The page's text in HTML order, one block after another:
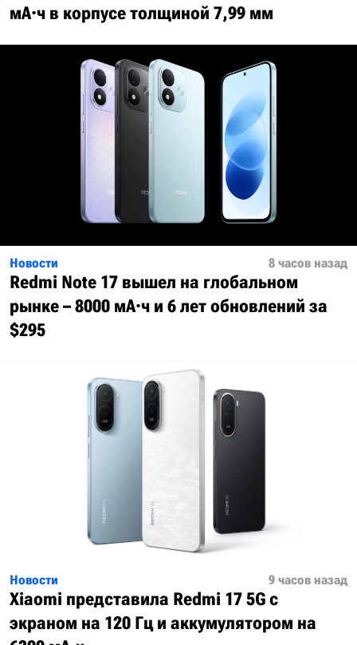
мА·ч в корпусе толщиной 7,99 мм
Новости 8 часов назад
Redmi Note 17 вышел на глобальном
рынке – 8000 мА·ч и 6 лет обновлений за
$295
Новости 9 часов назад
Xiaomi представила Redmi 17 5G с
экраном на 120 Гц и аккумулятором на